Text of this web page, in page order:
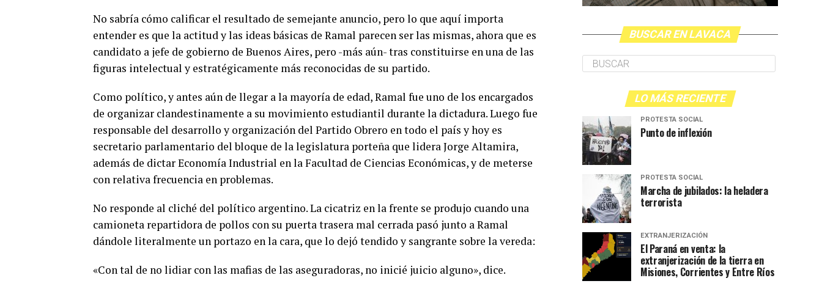
No sabría cómo calificar el resultado de semejante anuncio, pero lo que aquí importa
entender es que la actitud y las ideas básicas de Ramal parecen ser las mismas, ahora que es
candidato a jefe de gobierno de Buenos Aires, pero -más aún- tras constituirse en una de las
figuras intelectual y estratégicamente más reconocidas de su partido.
Como político, y antes aún de llegar a la mayoría de edad, Ramal fue uno de los encargados
de organizar clandestinamente a su movimiento estudiantil durante la dictadura. Luego fue
responsable del desarrollo y organización del Partido Obrero en todo el país y hoy es
secretario parlamentario del bloque de la legislatura porteña que lidera Jorge Altamira,
además de dictar Economía Industrial en la Facultad de Ciencias Económicas, y de meterse
con relativa frecuencia en problemas.
No responde al cliché del político argentino. La cicatriz en la frente se produjo cuando una
camioneta repartidora de pollos con su puerta trasera mal cerrada pasó junto a Ramal
dándole literalmente un portazo en la cara, que lo dejó tendido y sangrante sobre la vereda:
«Con tal de no lidiar con las mafias de las aseguradoras, no inicié juicio alguno», dice.
BUSCAR EN LAVACA
LO MÁS RECIENTE
PROTESTA SOCIAL
Punto de inflexión
PROTESTA SOCIAL
Marcha de jubilados: la heladera
terrorista
EXTRANJERIZACIÓN
El Paraná en venta: la
extranjerización de la tierra en
Misiones, Corrientes y Entre Ríos